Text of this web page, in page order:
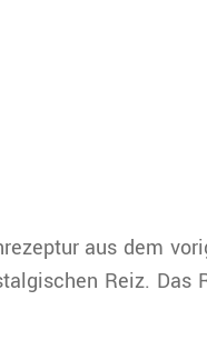
aus dem
Reiz. Das